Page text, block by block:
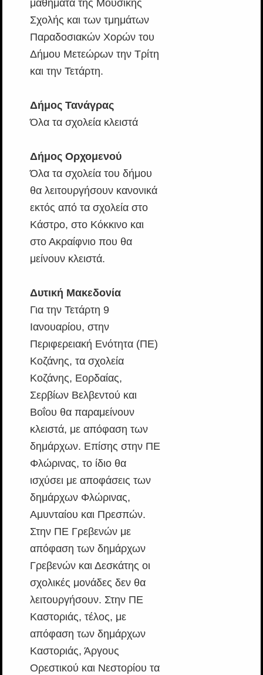
μαθήματα της Μουσικής
Σχολής και των τμημάτων
Παραδοσιακών Χορών του
Δήμου Μετεώρων την Τρίτη
και την Τετάρτη.
Δήμος Τανάγρας
Όλα τα σχολεία κλειστά
Δήμος Ορχομενού
Όλα τα σχολεία του δήμου
θα λειτουργήσουν κανονικά
εκτός από τα σχολεία στο
Κάστρο, στο Κόκκινο και
στο Ακραίφνιο που θα
μείνουν κλειστά.
Δυτική Μακεδονία
Για την Τετάρτη 9
Ιανουαρίου, στην
Περιφερειακή Ενότητα (ΠΕ)
Κοζάνης, τα σχολεία
Κοζάνης, Εορδαίας,
Σερβίων Βελβεντού και
Βοΐου θα παραμείνουν
κλειστά, με απόφαση των
δημάρχων. Επίσης στην ΠΕ
Φλώρινας, το ίδιο θα
ισχύσει με αποφάσεις των
δημάρχων Φλώρινας,
Αμυνταίου και Πρεσπών.
Στην ΠΕ Γρεβενών με
απόφαση των δημάρχων
Γρεβενών και Δεσκάτης οι
σχολικές μονάδες δεν θα
λειτουργήσουν. Στην ΠΕ
Καστοριάς, τέλος, με
απόφαση των δημάρχων
Καστοριάς, Άργους
Ορεστικού και Νεστορίου τα